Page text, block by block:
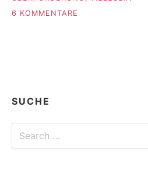
6 KOMMENTARE
SUCHE
Search